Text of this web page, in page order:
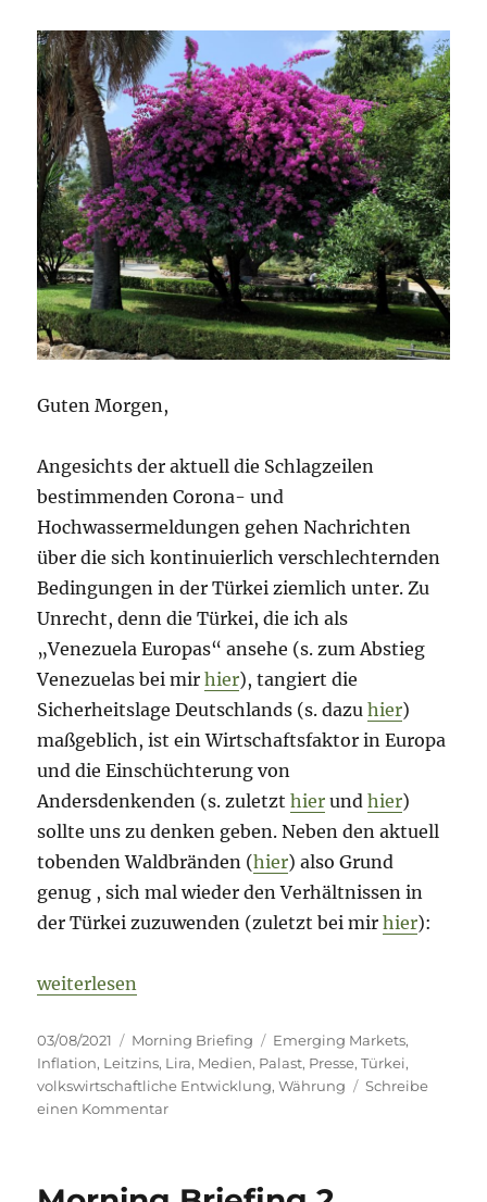
Guten Morgen,
Angesichts der aktuell die Schlagzeilen
bestimmenden Corona- und
Hochwassermeldungen gehen Nachrichten
über die sich kontinuierlich verschlechternden
Bedingungen in der Türkei ziemlich unter. Zu
Unrecht, denn die Türkei, die ich als
„Venezuela Europas“ ansehe (s. zum Abstieg
Venezuelas bei mirhier), tangiert die
Sicherheitslage Deutschlands (s. dazuhier)
maßgeblich, ist ein Wirtschaftsfaktor in Europa
und die Einschüchterung von
Andersdenkenden (s. zuletzthier undhier)
sollte uns zu denken geben. Neben den aktuell
tobenden Waldbränden (hier) also Grund
genug , sich mal wieder den Verhältnissen in
der Türkei zuzuwenden (zuletzt bei mirhier):
„Morning Briefing – 3. August 2021 – Türkei –
weiterlesen
Veröffentlicht
am
03/08/2021 Kategorien
Morning Briefing Schlagwörter
Emerging Markets,
Inflation, Leitzins, Lira, Medien, Palast, Presse,Türkei,
volkswirtschaftliche Entwicklung,Währung
Schreibe
einen Kommentarzu